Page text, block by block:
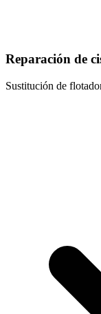
Reparación de
Sustitución de